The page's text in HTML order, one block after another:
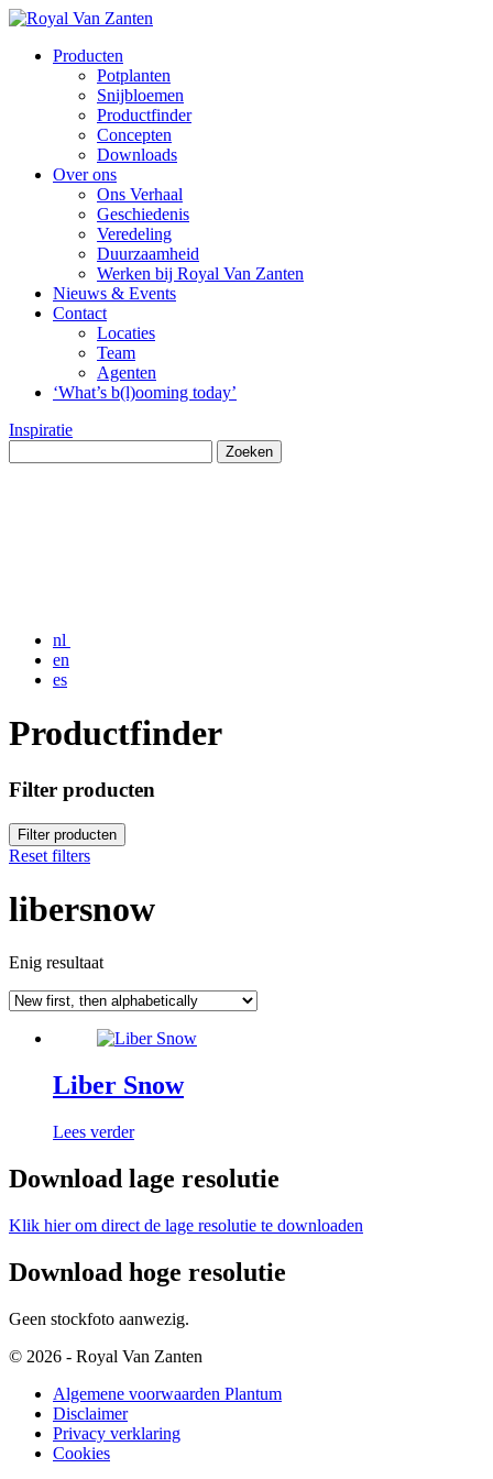
Producten
Potplanten
Snijbloemen
Productfinder
Concepten
Downloads
Over ons
Ons Verhaal
Geschiedenis
Veredeling
Duurzaamheid
Werken bij Royal Van Zanten
Nieuws & Events
Contact
Locaties
Team
Agenten
‘What’s b(l)ooming today’
Inspiratie
nl
en
es
Productfinder
Filter producten
Filter producten
Reset filters
libersnow
Enig resultaat
Liber Snow
Lees verder
Download lage resolutie
Klik hier om direct de lage resolutie te downloaden
Download hoge resolutie
Geen stockfoto aanwezig.
© 2026 - Royal Van Zanten
Algemene voorwaarden Plantum
Disclaimer
Privacy verklaring
Cookies